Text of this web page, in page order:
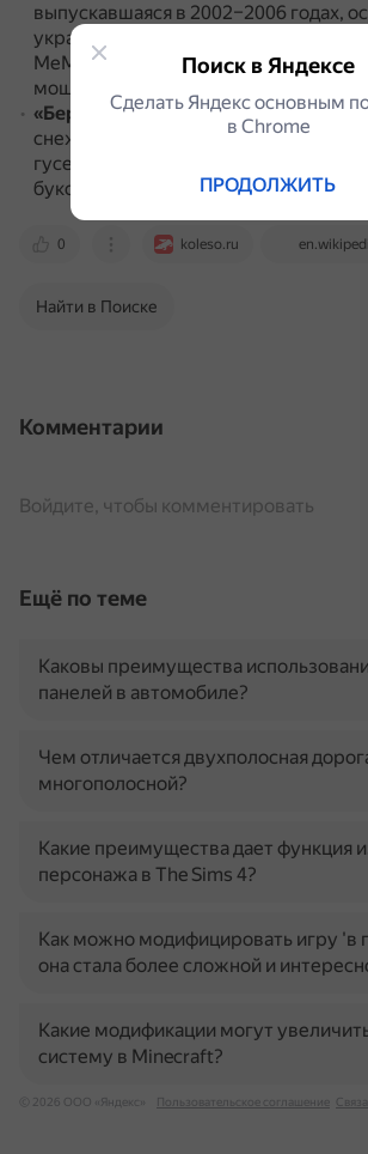
выпускавшаяся в 2002–2006 годах,
украинским карбюраторным
МеМЗ-245.1 объёмом 1,1 литра
мощностью 49 л. с..
«Беркут»— версия для
снежного климата, оснащалась
гусениц, предназначалась для
буксирования лыжников.
0 koleso.ru
Найти в Поиске
Комментарии
Войдите, чтобы комментировать
Ещё по теме
Каковы преимущества
панелей в автомобиле?
Чем отличается двухполосная
многополосной?
Какие преимущества дает функция
персонажа в The Sims 4?
Как можно модифицировать игру 'в
она стала более сложной и
Какие модификации могут
систему в Minecraft?
© 2026 ООО «Яндекс» Пользовательское соглашение
Поиск в Яндексе
Сделать Яндекс основным
в Сhrome
ПРОДОЛЖИТЬ